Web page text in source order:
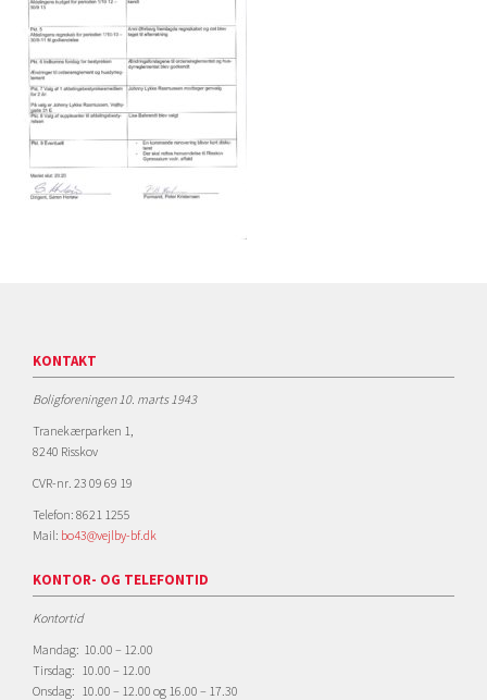
KONTAKT
Boligforeningen 10. marts 1943
Tranekærparken 1,
8240 Risskov
CVR-nr. 23 09 69 19
Telefon: 8621 1255
Mail: bo43@vejlby-bf.dk
KONTOR- OG TELEFONTID
Kontortid
Mandag: 10.00 – 12.00
Tirsdag: 10.00 – 12.00
Onsdag: 10.00 – 12.00 og 16.00 – 17.30